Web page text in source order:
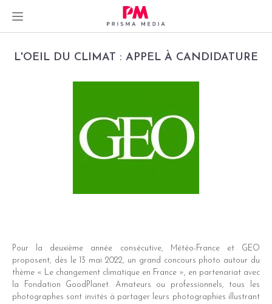
L'OEIL DU CLIMAT : APPEL À CANDIDATURE
Pour la deuxième année consécutive, Météo-France et GEO
proposent, dès le 13 mai 2022, un grand concours photo autour du
thème « Le changement climatique en France », en partenariat avec
la Fondation GoodPlanet. Amateurs ou professionnels, tous les
photographes sont invités à partager leurs photographies illustrant